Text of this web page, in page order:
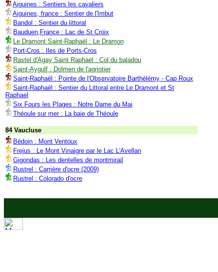
Aiguines : Sentiers les cavaliers
Aiguines, france : Sentier de l'Imbut
Bandol : Sentier du littoral
Bauduen,France : Lac de St Croix
Le Dramont Saint-Raphaël : Le Dramon
Port-Cros : Iles de Ports-Cros
Rastel d'Agay Saint Raphaël : Col du baladou
Saint-Aygulf : Dolmen de l'agriotier
Saint-Raphaël : Pointe de l'Observatoire Barthélémy - Cap Roux
Saint-Raphaël : Sentier du Littoral entre Le Dramont et St
Raphael
Six Fours les Plages : Notre Dame du Mai
Théoule sur mer : La baie de Théoule
84 Vaucluse
Bédoin : Mont Ventoux
Frejus : Le Mont Vinaigre par le Lac L'Avellan
Gigondas : Les dentelles de montmirail
Rustrel : Carrière d'ocre (2009)
Rustrel : Colorado d'ocre